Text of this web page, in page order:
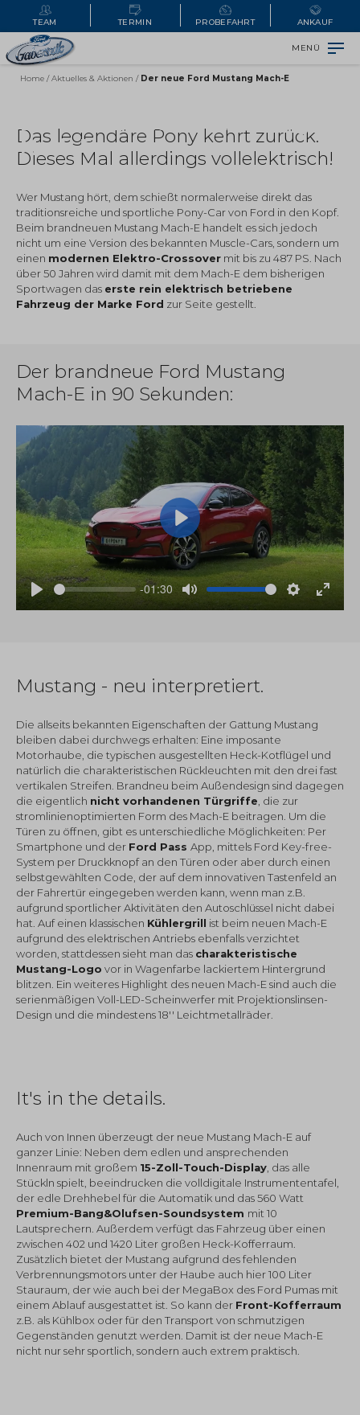
TEAM TERMIN PROBEFAHRT ANKAUF
MENÜ
Home /Aktuelles & Aktionen / Der neue Ford Mustang Mach-E
Der brandneue Ford Mustang
Mach-E
Das legendäre Pony kehrt zurück.
Dieses Mal allerdings vollelektrisch!
Wer Mustang hört, dem schießt normalerweise direkt das
traditionsreiche und sportliche Pony-Car von Ford in den Kopf.
Beim brandneuen Mustang Mach-E handelt es sich jedoch
nicht um eine Version des bekannten Muscle-Cars, sondern um
einen modernen Elektro-Crossover mit bis zu 487 PS. Nach
über 50 Jahren wird damit mit dem Mach-E dem bisherigen
Sportwagen das erste rein elektrisch betriebene
Fahrzeug der Marke Ford zur Seite gestellt.
Der brandneue Ford Mustang
Mach-E in 90 Sekunden:
Play
-01:30
Mute
Play
Mustang - neu interpretiert.
Die allseits bekannten Eigenschaften der Gattung Mustang
bleiben dabei durchwegs erhalten: Eine imposante
Motorhaube, die typischen ausgestellten Heck-Kotflügel und
natürlich die charakteristischen Rückleuchten mit den drei fast
vertikalen Streifen. Brandneu beim Außendesign sind dagegen
die eigentlich nicht vorhandenen Türgriffe , die zur
stromlinienoptimierten Form des Mach-E beitragen. Um die
Türen zu öffnen, gibt es unterschiedliche Möglichkeiten: Per
Smartphone und der Ford Pass App, mittels Ford Key-free-
System per Druckknopf an den Türen oder aber durch einen
selbstgewählten Code, der auf dem innovativen Tastenfeld an
der Fahrertür eingegeben werden kann, wenn man z.B.
aufgrund sportlicher Aktivitäten den Autoschlüssel nicht dabei
hat. Auf einen klassischen Kühlergrill ist beim neuen Mach-E
aufgrund des elektrischen Antriebs ebenfalls verzichtet
worden, stattdessen sieht man das charakteristische
Mustang-Logo vor in Wagenfarbe lackiertem Hintergrund
blitzen. Ein weiteres Highlight des neuen Mach-E sind auch die
serienmäßigen Voll-LED-Scheinwerfer mit Projektionslinsen-
Design und die mindestens 18'' Leichtmetallräder.
It's in the details.
Auch von Innen überzeugt der neue Mustang Mach-E auf
ganzer Linie: Neben dem edlen und ansprechenden
Innenraum mit großem 15-Zoll-Touch-Display , das alle
Stückln spielt, beeindrucken die volldigitale Instrumententafel,
der edle Drehhebel für die Automatik und das 560 Watt
Premium-Bang&Olufsen-Soundsystem mit 10
Lautsprechern. Außerdem verfügt das Fahrzeug über einen
zwischen 402 und 1420 Liter großen Heck-Kofferraum.
Zusätzlich bietet der Mustang aufgrund des fehlenden
Verbrennungsmotors unter der Haube auch hier 100 Liter
Stauraum, der wie auch bei der MegaBox des Ford Pumas mit
einem Ablauf ausgestattet ist. So kann der Front-Kofferraum
z.B. als Kühlbox oder für den Transport von schmutzigen
Gegenständen genutzt werden. Damit ist der neue Mach-E
nicht nur sehr sportlich, sondern auch extrem praktisch.